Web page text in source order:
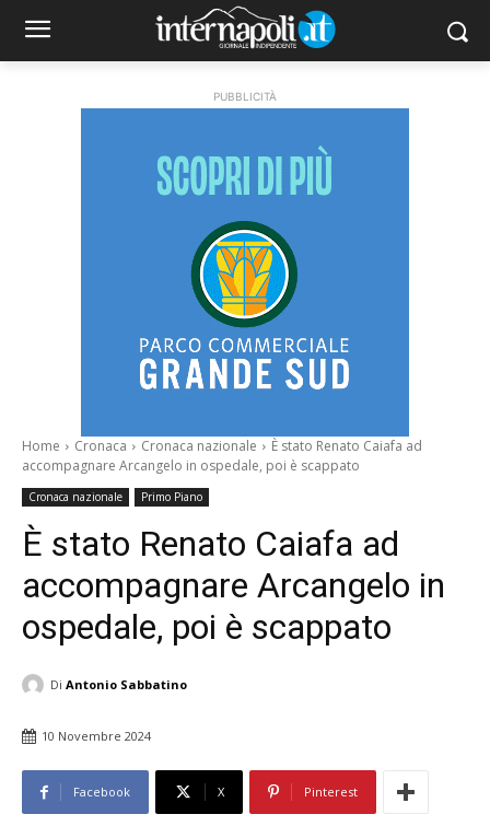
PUBBLICITÀ
Home Cronaca Cronaca nazionale
È stato Renato Caiafa ad
accompagnare Arcangelo in ospedale, poi è scappato
Cronaca nazionale Primo Piano
È stato Renato Caiafa ad
accompagnare Arcangelo in
ospedale, poi è scappato
Di Antonio Sabbatino
10 Novembre 2024
Facebook X Pinterest